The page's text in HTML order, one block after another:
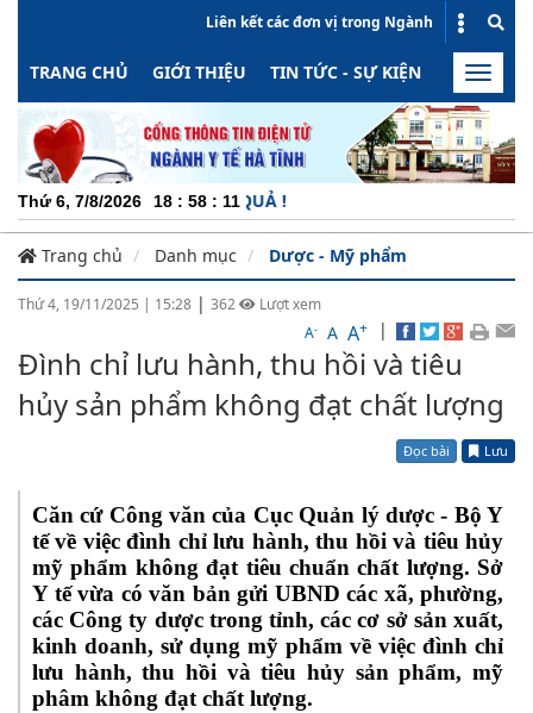
Liên kết các đơn vị trong Ngành
TRANG CHỦ GIỚI THIỆU TIN TỨC - SỰ KIỆN HOẠT
Toggle
Thứ 6, 7/8/2026 18 : 58 : 11
Trang chủ Danh mục Dược - Mỹ phẩm
Thứ 4, 19/11/2025 | 15:28 | 362
Lượt xem
A- A A+ |
Đình chỉ lưu hành, thu hồi và tiêu
hủy sản phẩm không đạt chất lượng
Đọc bài Lưu
Căn cứ Công văn của Cục Quản lý dược - Bộ Y
tế về việc đình chỉ lưu hành, thu hồi và tiêu hủy
mỹ phẩm không đạt tiêu chuẩn chất lượng. Sở
Y tế vừa có văn bản gửi UBND các xã, phường,
các Công ty dược trong tỉnh, các cơ sở sản xuất,
kinh doanh, sử dụng mỹ phẩm về việc đình chỉ
lưu hành, thu hồi và tiêu hủy sản phẩm, mỹ
phâm không đạt chất lượng.